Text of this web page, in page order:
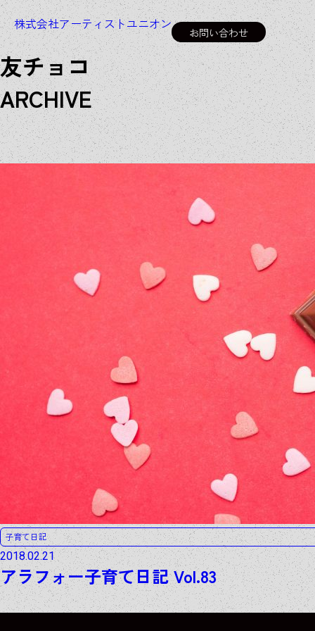
株式会社アーティストユニオン
お問い合わせ
友チョコ
ARCHIVE
子育て日記
2018.02.21
アラフォー子育て日記 Vol.83